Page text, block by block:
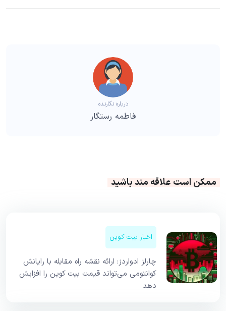
درباره نگارنده
فاطمه رستگار
ممکن است علاقه مند باشید
اخبار بیت کوین
چارلز ادواردز: ارائه نقشه راه مقابله با رایانش
کوانتومی می‌تواند قیمت بیت کوین را افزایش
دهد